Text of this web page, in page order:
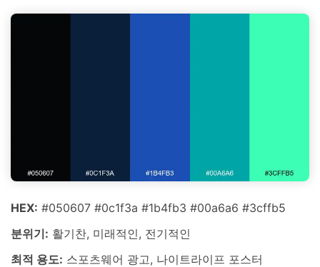
HEX: #050607 #0c1f3a #1b4fb3 #00a6a6 #3cffb5
분위기: 활기찬, 미래적인, 전기적인
최적 용도: 스포츠웨어 광고, 나이트라이프 포스터